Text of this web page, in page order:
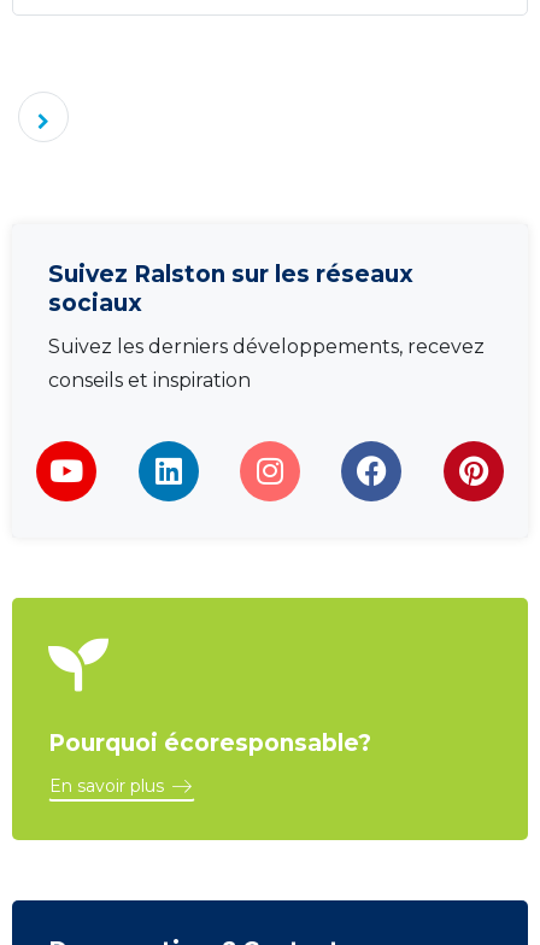
Suivez Ralston sur les réseaux
sociaux
Suivez les derniers développements, recevez
conseils et inspiration
Pourquoi écoresponsable?
En savoir plus